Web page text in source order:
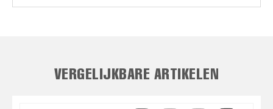
VERGELIJKBARE ARTIKELEN